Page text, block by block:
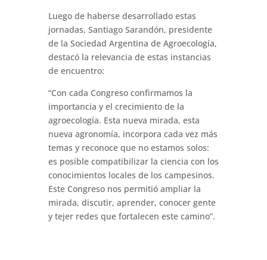
Luego de haberse desarrollado estas
jornadas, Santiago Sarandón, presidente
de la Sociedad Argentina de Agroecología,
destacó la relevancia de estas instancias
de encuentro:
“Con cada Congreso confirmamos la
importancia y el crecimiento de la
agroecología. Esta nueva mirada, esta
nueva agronomía, incorpora cada vez más
temas y reconoce que no estamos solos:
es posible compatibilizar la ciencia con los
conocimientos locales de los campesinos.
Este Congreso nos permitió ampliar la
mirada, discutir, aprender, conocer gente
y tejer redes que fortalecen este camino”.